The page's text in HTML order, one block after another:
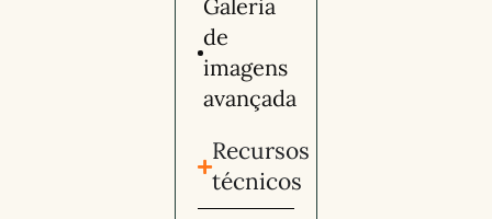
Galeria
de
imagens
avançada
Recursos
técnicos